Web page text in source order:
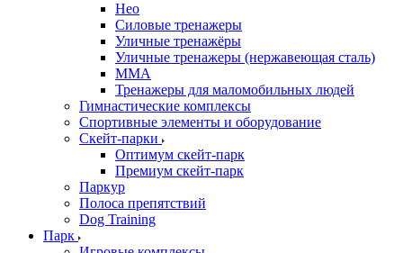
Нео
Силовые тренажеры
Уличные тренажёры
Уличные тренажеры (нержавеющая сталь)
ММА
Тренажеры для маломобильных людей
Гимнастические комплексы
Спортивные элементы и оборудование
Скейт-парки
Оптимум скейт-парк
Премиум скейт-парк
Паркур
Полоса препятствий
Dog Training
Парк